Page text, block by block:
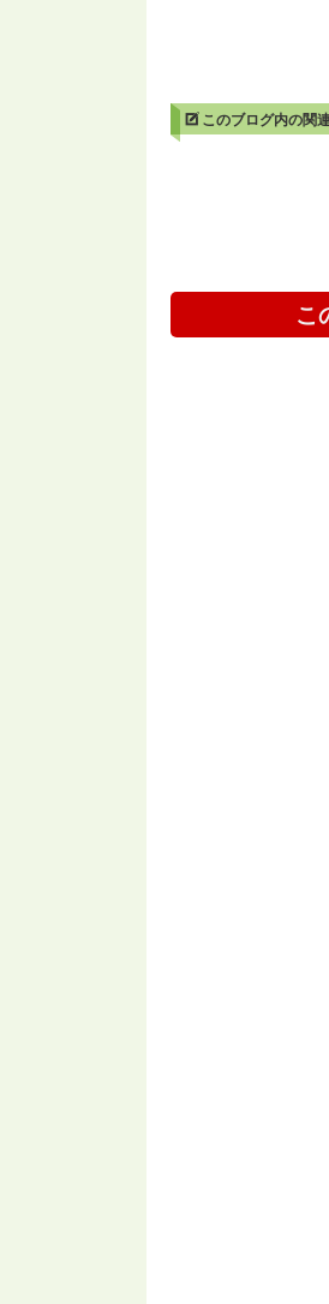
このブログ内の関
こ